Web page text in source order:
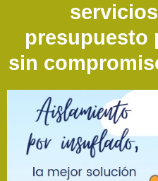
presupuesto
sin